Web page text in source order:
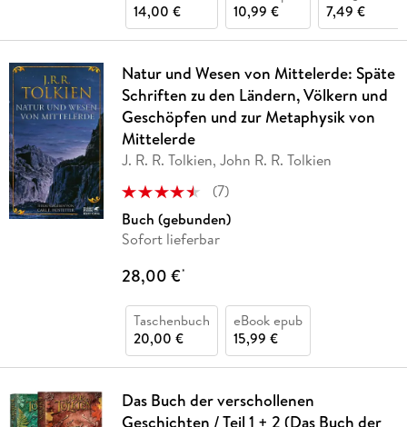
14,00 €
10,99 €
7,49 €
Natur und Wesen von Mittelerde: Späte
Schriften zu den Ländern, Völkern und
Geschöpfen und zur Metaphysik von
Mittelerde
J. R. R. Tolkien, John R. R. Tolkien
(7)
Buch (gebunden)
Sofort lieferbar
28,00 €*
Taschenbuch
20,00 €
eBook epub
15,99 €
Das Buch der verschollenen
Geschichten / Teil 1 + 2 (Das Buch der